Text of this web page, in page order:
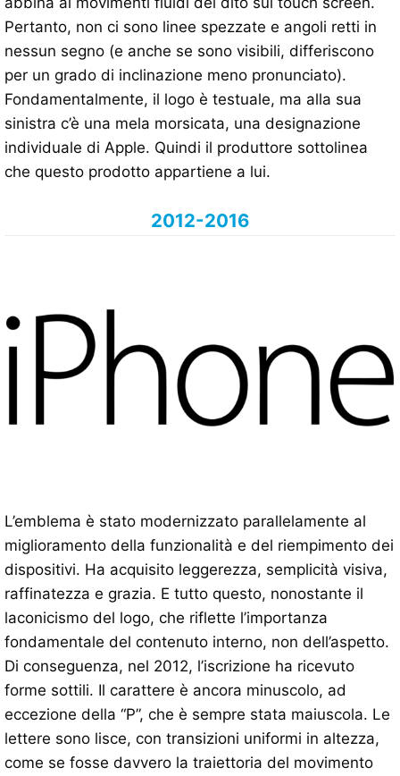
Pertanto, non ci sono linee spezzate e angoli retti in
nessun segno (e anche se sono visibili, differiscono
per un grado di inclinazione meno pronunciato).
Fondamentalmente, il logo è testuale, ma alla sua
sinistra c’è una mela morsicata, una designazione
individuale di Apple. Quindi il produttore sottolinea
che questo prodotto appartiene a lui.
2012-2016
L’emblema è stato modernizzato parallelamente al
miglioramento della funzionalità e del riempimento dei
dispositivi. Ha acquisito leggerezza, semplicità visiva,
raffinatezza e grazia. E tutto questo, nonostante il
laconicismo del logo, che riflette l’importanza
fondamentale del contenuto interno, non dell’aspetto.
Di conseguenza, nel 2012, l’iscrizione ha ricevuto
forme sottili. Il carattere è ancora minuscolo, ad
eccezione della “P”, che è sempre stata maiuscola. Le
lettere sono lisce, con transizioni uniformi in altezza,
come se fosse davvero la traiettoria del movimento